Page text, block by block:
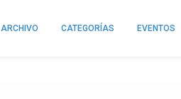
ARCHIVO CATEGORÍAS EVENTOS